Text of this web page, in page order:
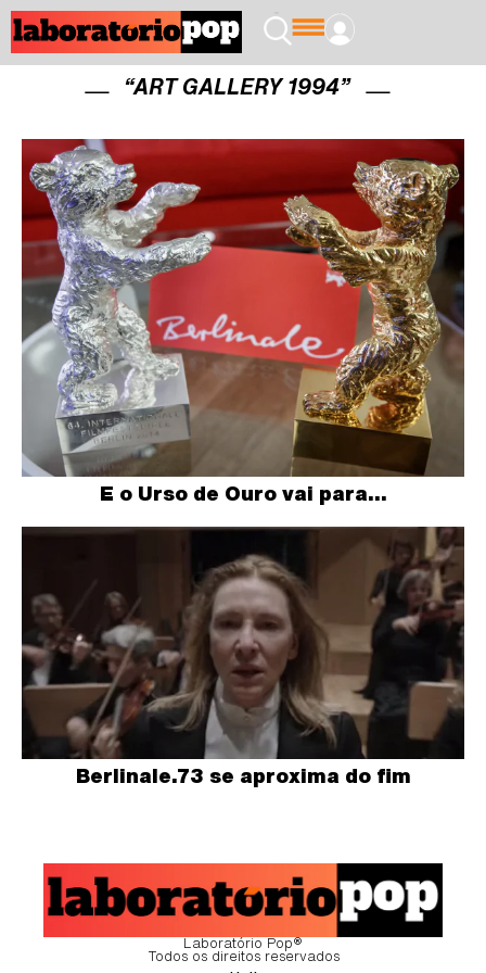
“ART GALLERY 1994”
E o Urso de Ouro vai para…
Berlinale.73 se aproxima do fim
Laboratório Pop®
Todos os direitos reservados